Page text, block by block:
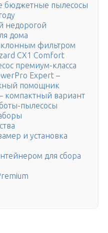
пылесосы
недорогой
дома
фильтром
CX1 Comfort
премиум-класса
Expert –
помощник
компактный вариант
пылесосы
и установка
для сбора